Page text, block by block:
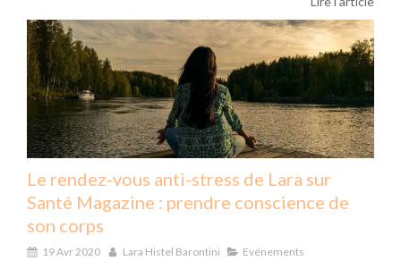
Le rendez-vous anti-stress de Lara sur
Santé Magazine : prendre conscience de
son corps
19 Avr 2020 Lara Histel Barontini Evénements